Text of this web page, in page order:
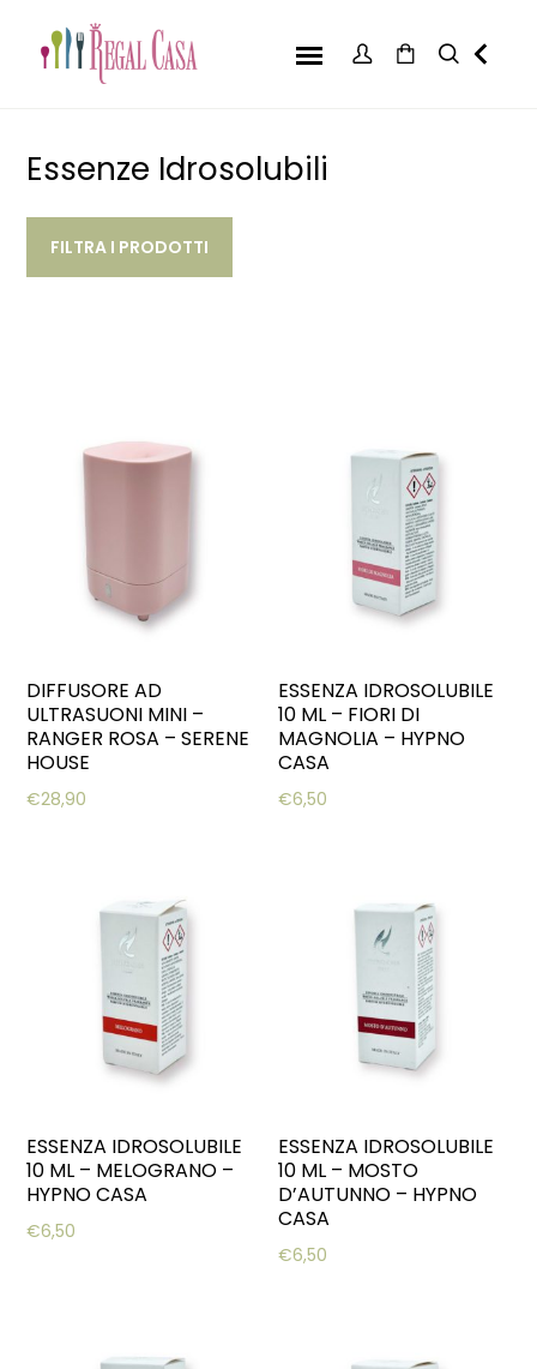
Essenze Idrosolubili
FILTRA I PRODOTTI
DIFFUSORE AD
ULTRASUONI MINI –
RANGER ROSA – SERENE
HOUSE
€28,90
ESSENZA IDROSOLUBILE
10 ML – FIORI DI
MAGNOLIA – HYPNO
CASA
€6,50
ESSENZA IDROSOLUBILE
10 ML – MELOGRANO –
HYPNO CASA
€6,50
ESSENZA IDROSOLUBILE
10 ML – MOSTO
D’AUTUNNO – HYPNO
CASA
€6,50